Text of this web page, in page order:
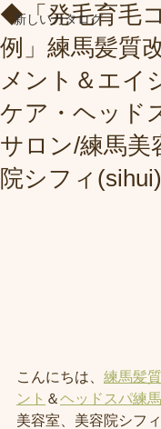
新しいカタログ
◆「発毛育毛
例」練馬髪質
メント＆エイ
ケア・ヘッド
サロン/練馬美
院シフィ(sihui)
こんにちは、 練馬髪
ント ＆ヘッドスパ練馬
美容室、美容院シフ